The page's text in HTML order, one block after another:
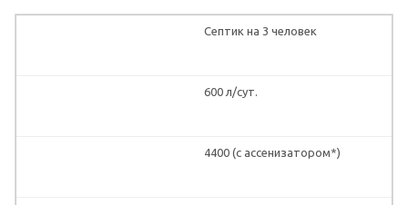
Септик на 3 человек
600 л/сут.
4400 (с ассенизатором*)